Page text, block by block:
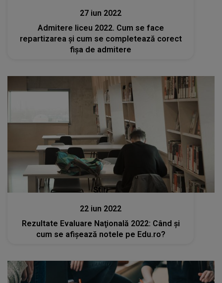
27 iun 2022
Admitere liceu 2022. Cum se face
repartizarea şi cum se completează corect
fişa de admitere
Stiri
22 iun 2022
Rezultate Evaluare Naţională 2022: Când şi
cum se afişează notele pe Edu.ro?